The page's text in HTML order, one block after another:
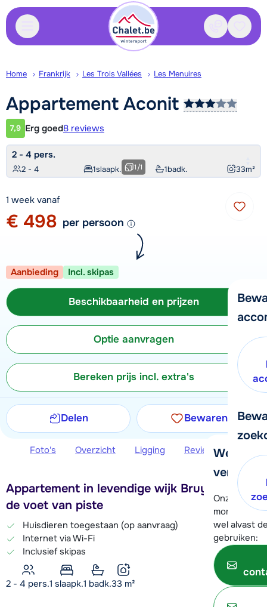
Contact
We
verder!
Onze
moment
wel alvast
gebruiken:
Home Frankrijk Les Trois Vallées Les Menuires
Appartement Aconit
Klantwaardering
7,9 Erg goed8 reviews
2 - 4 pers.
2 - 4 1slaapk. 1badk. 33m²
1/1
1 week vanaf
€ 498 per persoon
Aanbieding Incl. skipas
Beschikbaarheid en prijzen
Optie aanvragen
Bereken prijs incl. extra's
Delen Bewaren
Foto's Overzicht Ligging Reviews
Appartement in levendige wijk Bruyères aan
de voet van piste
Huisdieren toegestaan (op aanvraag)
Internet via Wi-Fi
Inclusief skipas
2 - 4 pers.1 slaapk.1 badk.33 m²